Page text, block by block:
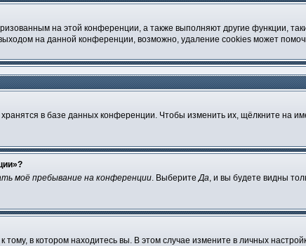
на этой конференции, а также выполняют другие функции,
на данной конференции, возможно, удаление cookies может
в базе данных конференции. Чтобы изменить их, щёлкните на
моё пребывание на конференции. ВыберитеДа, и вы будете видны
в котором находитесь вы. В этом случае измените в личных